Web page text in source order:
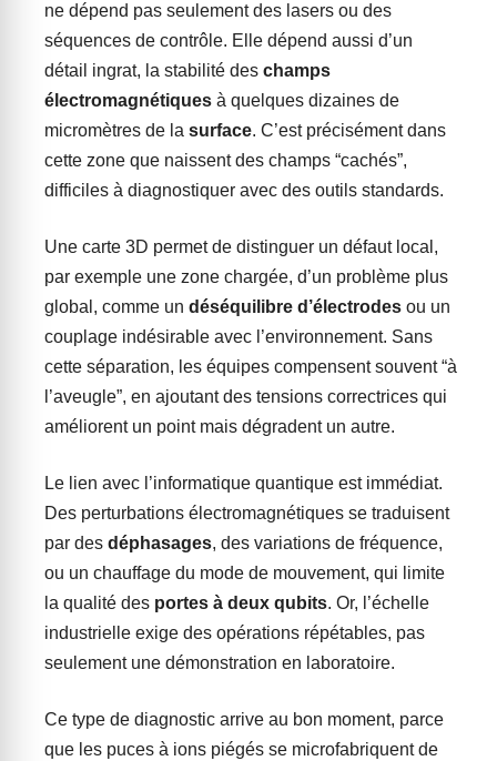
ne dépend pas seulement des lasers ou des
séquences de contrôle. Elle dépend aussi d’un
détail ingrat, la stabilité des champs
électromagnétiques à quelques dizaines de
micromètres de la surface. C’est précisément dans
cette zone que naissent des champs “cachés”,
difficiles à diagnostiquer avec des outils standards.
Une carte 3D permet de distinguer un défaut local,
par exemple une zone chargée, d’un problème plus
global, comme un déséquilibre d’électrodes ou un
couplage indésirable avec l’environnement. Sans
cette séparation, les équipes compensent souvent “à
l’aveugle”, en ajoutant des tensions correctrices qui
améliorent un point mais dégradent un autre.
Le lien avec l’informatique quantique est immédiat.
Des perturbations électromagnétiques se traduisent
par des déphasages, des variations de fréquence,
ou un chauffage du mode de mouvement, qui limite
la qualité des portes à deux qubits. Or, l’échelle
industrielle exige des opérations répétables, pas
seulement une démonstration en laboratoire.
Ce type de diagnostic arrive au bon moment, parce
que les puces à ions piégés se microfabriquent de